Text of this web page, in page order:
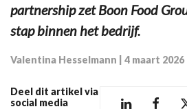
partnership zet Boon Food
stap binnen het bedrijf.
Valentina Hesselmann 4 maart 2026
Deel dit artikel via
social media